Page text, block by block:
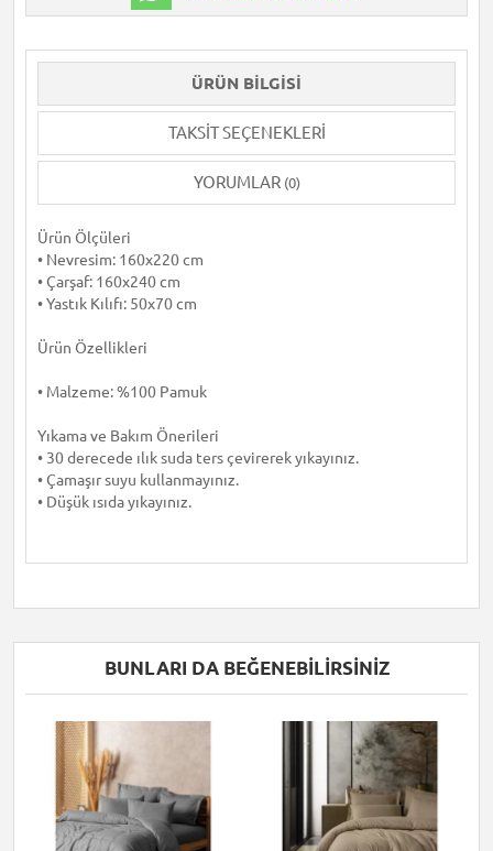
ÜRÜN BILGISI
TAKSIT SEÇENEKLERI
YORUMLAR (0)
Ürün Ölçüleri
• Nevresim: 160x220 cm
• Çarşaf: 160x240 cm
• Yastık Kılıfı: 50x70 cm
Ürün Özellikleri
• Malzeme: %100 Pamuk
Yıkama ve Bakım Önerileri
• 30 derecede ılık suda ters çevirerek yıkayınız.
• Çamaşır suyu kullanmayınız.
• Düşük ısıda yıkayınız.
BUNLARI DA BEĞENEBILIRSINIZ